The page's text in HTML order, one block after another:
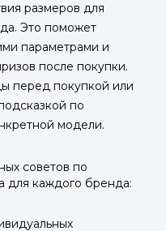
размеров для
Это поможет
параметрами и
после покупки.
перед покупкой или
по
модели.
советов по
для каждого бренда: